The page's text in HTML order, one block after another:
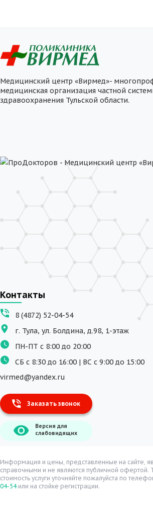
Медицинский центр «Вирмед»-
медицинская организация частной
здравоохранения Тульской области.
Контакты
8 (4872) 52-04-54
г. Тула, ул. Болдина, д.98, 1-этаж
ПН-ПТ с 8:00 до 20:00
СБ с 8:30 до 16:00 | ВС с 9:00 до 15:00
virmed@yandex.ru
Заказать звонок
Версия для
слабовидящих
Информация и цены, представленные на сайте,
справочными и не являются публичной офертой.
стоимость услуги уточняйте пожалуйста по
04-54или на стойке регистрации.